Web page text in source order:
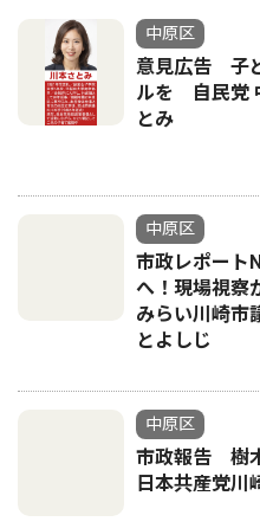
中原区
意見広告 子
ルを 自民党
とみ
中原区
市政レポー
へ！現場視察
みらい川崎市
とよしじ
中原区
市政報告 樹
日本共産党